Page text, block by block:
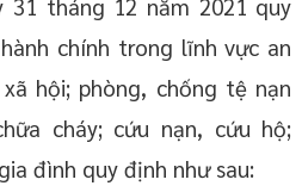
chính trong lĩnh vực an
hội; phòng, chống tệ nạn
cháy; cứu nạn, cứu hộ;
đình quy định như sau: